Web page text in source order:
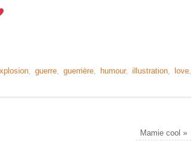
guerre guerrière humour, illustration love
Mamie cool »